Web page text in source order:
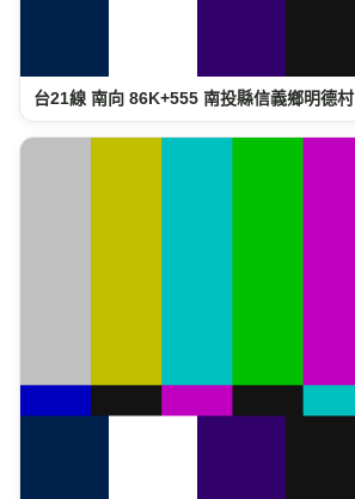
台21線 南向 86K+555 南投縣信義鄉明德村